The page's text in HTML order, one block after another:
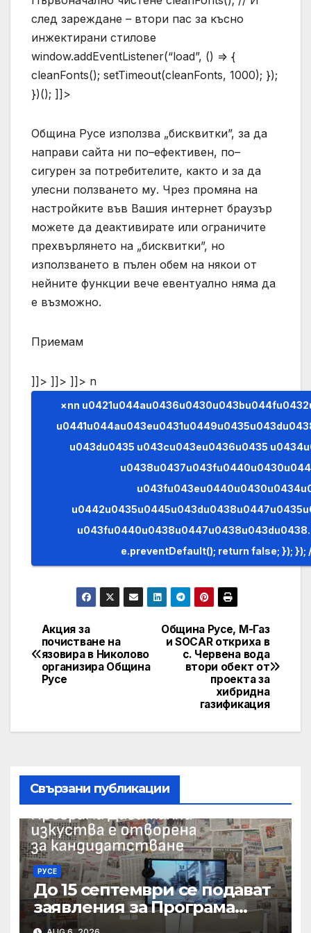
след зареждане – втори пас за късно
инжектирани стилове
window.addEventListener(“load”, () => {
cleanFonts(); setTimeout(cleanFonts, 1000); });
})(); ]]>
Община Русе използва „бисквитки”, за да
направи сайта ни по–ефективен, по–
сигурен за потребителите, както и за да
улесни ползването му. Чрез промяна на
настройките във Вашия интернет браузър
можете да деактивирате или ограничите
прехвърлянето на „бисквитки”, но
използването в пълен обем на някои от
нейните функции вече евентуално няма да
е възможно.
Приемам
]]> ]]> ]]> n
×nn u0421u044au0436u0430u043bu044fu0432u0430u043cu0435,
u043du0435 u043cu043eu0436u0435
u043fu0440u0438u0447u0438u043du0438.
Post
navigation
Община Русе, М-Газ
и SOCAR откриха в
с. Червена вода
втори обект от
проекта за
хибридна
газификация
Акция за
почистване на
язовира в Николово
организира Община
Русе
Свързани публикации
РУСЕ
До 15 септември се подават
заявления за Програма
„Дигитални изкуства“ на